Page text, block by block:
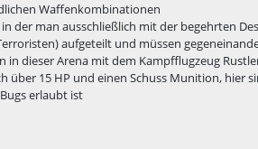
Waffenkombinationen
der man ausschließlich mit der begehrten
aufgeteilt und müssen
in dieser Arena mit dem Kampfflugzeug
über 15 HP und einen Schuss Munition, hier
erlaubt ist